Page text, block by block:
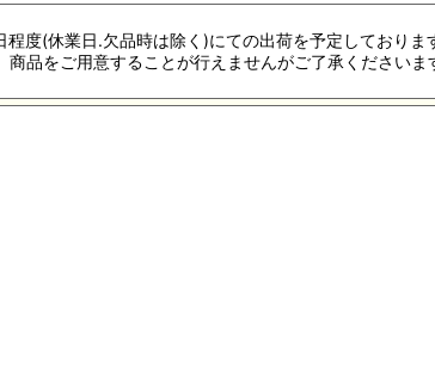
度(休業日.欠品時は除く)にての出荷を予定しておりま
品をご用意することが行えませんがご了承くださいま